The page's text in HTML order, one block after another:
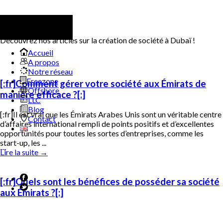
Accueil
A propos
Notre réseau
Freezone
Offshore
LLC
Blog
Contact
Découvrez nos articles sur la création de société à Dubaï !
[:fr]Comment gérer votre société aux Émirats de
manière efficace ?[:]
[:fr]Il est vrai que les Émirats Arabes Unis sont un véritable centre
d’affaires international rempli de points positifs et d’excellentes
opportunités pour toutes les sortes d’entreprises, comme les
start-up, les ...
Lire la suite →
[:fr]Quels sont les bénéfices de posséder sa société
aux Émirats ?[:]